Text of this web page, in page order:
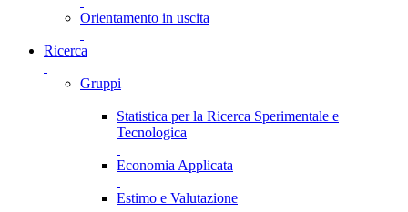
Orientamento in uscita
Ricerca
Gruppi
Statistica per la Ricerca Sperimentale e
Tecnologica
Economia Applicata
Estimo e Valutazione